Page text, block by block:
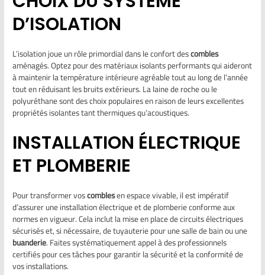
D’ISOLATION
L’isolation joue un rôle primordial dans le confort descombles
aménagés. Optez pour des matériaux isolants performants qui aideront
à maintenir la température intérieure agréable tout au long de l’année
tout en réduisant les bruits extérieurs. La laine de roche ou le
polyuréthane sont des choix populaires en raison de leurs excellentes
propriétés isolantes tant thermiques qu’acoustiques.
INSTALLATION ÉLECTRIQUE
ET PLOMBERIE
Pour transformer voscomblesen espace vivable, il est impératif
d’assurer une installation électrique et de plomberie conforme aux
normes en vigueur. Cela inclut la mise en place de circuits électriques
sécurisés et, si nécessaire, de tuyauterie pour une salle de bain ou une
buanderie. Faites systématiquement appel à des professionnels
certifiés pour ces tâches pour garantir la sécurité et la conformité de
vos installations.